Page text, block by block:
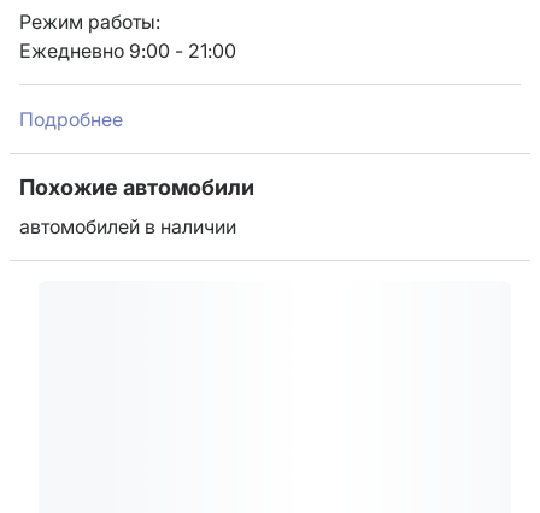
Режим работы:
Ежедневно 9:00 - 21:00
Подробнее
Похожие автомобили
автомобилей в наличии